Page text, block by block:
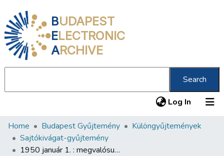
BUDAPEST
ELECTRONIC
ARCHIVE
Search
Log In (current)
Communities & Collections
All of DSpace
Home Budapest Gyűjtemény
Különgyűjtemények
Sajtókivágat-gyűjtemény
1950 január 1. : megvalósul Nagy-Budapest